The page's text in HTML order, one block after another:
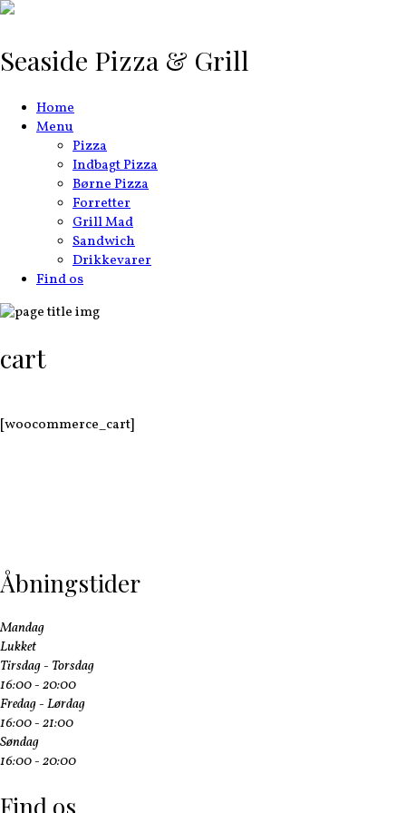
Seaside Pizza & Grill
Home
Menu
Pizza
Indbagt Pizza
Børne Pizza
Forretter
Grill Mad
Sandwich
Drikkevarer
Find os
cart
[woocommerce_cart]
Åbningstider
Mandag
Lukket
Tirsdag - Torsdag
16:00 - 20:00
Fredag - Lørdag
16:00 - 21:00
Søndag
16:00 - 20:00
Find os